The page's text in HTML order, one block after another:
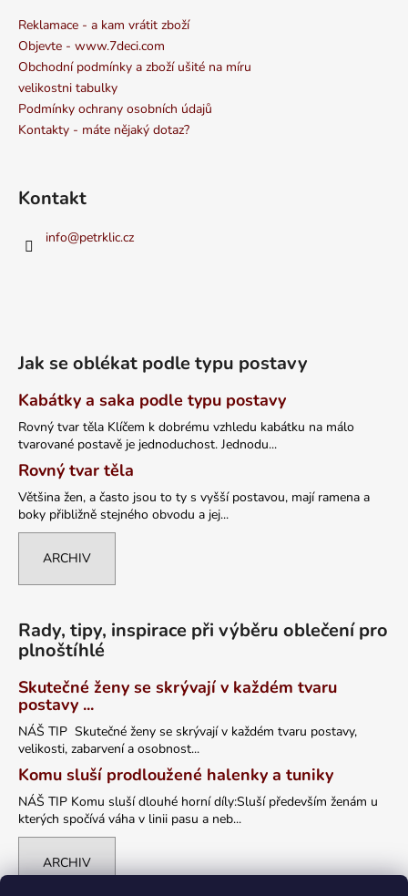
Reklamace - a kam vrátit zboží
Objevte - www.7deci.com
Obchodní podmínky a zboží ušité na míru
velikostni tabulky
Podmínky ochrany osobních údajů
Kontakty - máte nějaký dotaz?
Kontakt
info@petrklic.cz
Jak se oblékat podle typu postavy
Kabátky a saka podle typu postavy
Rovný tvar těla Klíčem k dobrému vzhledu kabátku na málo
tvarované postavě je jednoduchost. Jednodu...
Rovný tvar těla
Většina žen, a často jsou to ty s vyšší postavou, mají ramena a
boky přibližně stejného obvodu a jej...
ARCHIV
Rady, tipy, inspirace při výběru oblečení pro
plnoštíhlé
Skutečné ženy se skrývají v každém tvaru
postavy ...
NÁŠ TIP Skutečné ženy se skrývají v každém tvaru postavy,
velikosti, zabarvení a osobnost...
Komu sluší prodloužené halenky a tuniky
NÁŠ TIP Komu sluší dlouhé horní díly:Sluší především ženám u
kterých spočívá váha v linii pasu a neb...
ARCHIV